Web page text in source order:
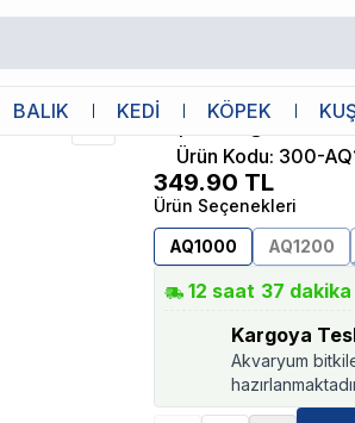
BALIK KEDİ KÖPEK
Aquawing
Aquawing
Ürün Kodu: 300-
349.90 TL
Ürün Seçenekleri
AQ1000
AQ1200
12 saat 37 dakika
Kargoya
Akvaryum